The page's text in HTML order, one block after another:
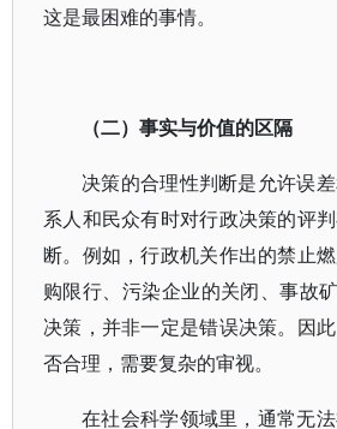
这是最困难的事情。
（二）事实与价值的区隔
决策的合理性判断是允许误
系人和民众有时对行政决策的评
断。例如，行政机关作出的禁止
购限行、污染企业的关闭、事故
决策，并非一定是错误决策。因
否合理，需要复杂的审视。
在社会科学领域里，通常无